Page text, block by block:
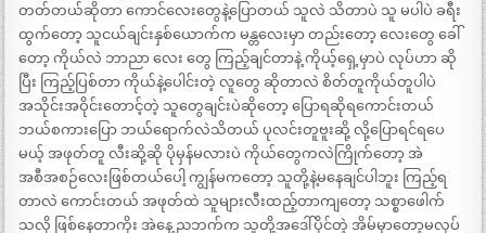
တတ်တယ်ဆိုတာ ကောင်လေးတွေနဲ့ပြောတယ် သူလဲ သိတာပဲ သူ မပါပဲ ခရီး
ထွက်တော့ သူငယ်ချင်းနှစ်ယောက်က မန္တလေးမှာ တည်းတော့ လေးတွေ ခေါ်
တော့ ကိုယ်လဲ ဘာညာ လေး တွေ ကြည့်ချင်တာနဲ့ ကိုယ့်ရှေ့မှာပဲ လုပ်ဟာ ဆို
ပြီး ကြည့်ပြစ်တာ ကိုယ်နဲ့ပေါင်းတဲ့ လူတွေ ဆိုတာလဲ စိတ်တူကိုယ်တူပါပဲ
အသိုင်းအဝိုင်းတောင့်တဲ့ သူတွေချင်းပဲဆိုတော့ ပြောရဆိုရကောင်းတယ်
ဘယ်စကားပြော ဘယ်ရောက်လဲသိတယ် ပုလင်းတူဗူးဆို့ လို့ပြောရင်ရပေ
မယ့် အဖုတ်တူ လီးဆို့ဆို ပိုမှန်မလားပဲ ကိုယ်တွေကလဲကြိုက်တော့ အဲ
အစီအစဉ်လေးဖြစ်တယ်ပေါ့ ကျွန်မကတော့ သူတို့နဲ့မနေချင်ပါဘူး ကြည့်ရ
တာလဲ ကောင်းတယ် အဖုတ်ထဲ သူများလီးထည့်တာကျတော့ သစ္စာဖေါက်
သလို ဖြစ်နေတာကိုး အဲနေ့ ညဘက်က သူတို့အဒေါ်ပိုင်တဲ့ အိမ်မှာတော့မလုပ်